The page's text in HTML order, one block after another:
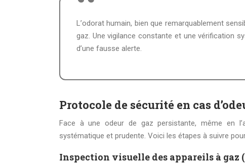
L’odorat humain, bien que remarquablement sensible, peut parfois être trompé par des odeurs similaires à celle du
gaz. Une vigilance constante et une vérification
d’une fausse alerte.
Protocole de sécurité en cas
Face à une odeur de gaz persistante, même en
systématique et prudente. Voici les étapes à suivre
Inspection visuelle des appareils à gaz